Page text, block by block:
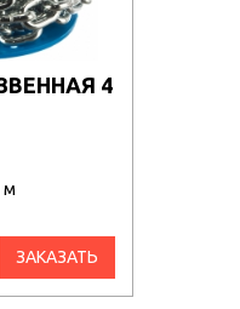
4
м
ЗАКАЗАТЬ